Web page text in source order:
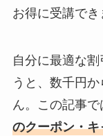
お得に受講でき
自分に最適な
うと、数千円
ん。この記事で
のクーポン・